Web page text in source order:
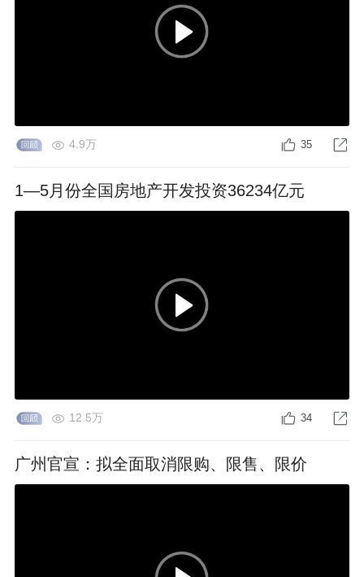
4.9万 35
1—5月份全国房地产开发投资36234亿元
12.5万 34
广州官宣：拟全面取消限购、限售、限价